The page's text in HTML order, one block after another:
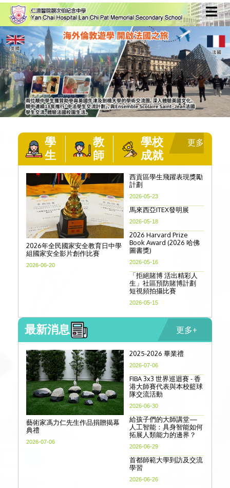
學
生
教
師
學校
成就
更多
+
2026年全民國家安全教育日中學
組國家安全影片創作比賽
2026-06-20
西貢區學生飛躍表現獎勵
計劃
2026-05-23
馬來西亞ITEX發明展
2026-05-18
2026 Harvard Prize
Book Award (2026 哈佛
圖書獎)
2026-05-16
「拒絕賭博 活出精彩人
生」社區預防賭博計劃
短視頻拍攝比賽
2026-05-15
最新消息 更多+
藝術家馮力仁先生作品捐贈揭幕
典禮
2026-07-06
2025-2026 畢業禮
2026-07-06
FIBA 3x3 世界巡迴賽 - 香
港大師賽代表與本校籃球
隊交流活動
2026-06-30
給孩子們的大師講堂—
人工智能：具身智能如何
拓展人類能力的邊界？
2026-06-29
首都師範大學到訪及交流
學習
2026-06-26